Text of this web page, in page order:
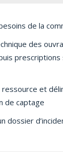
de la
des
ressource et
de captage
dossier